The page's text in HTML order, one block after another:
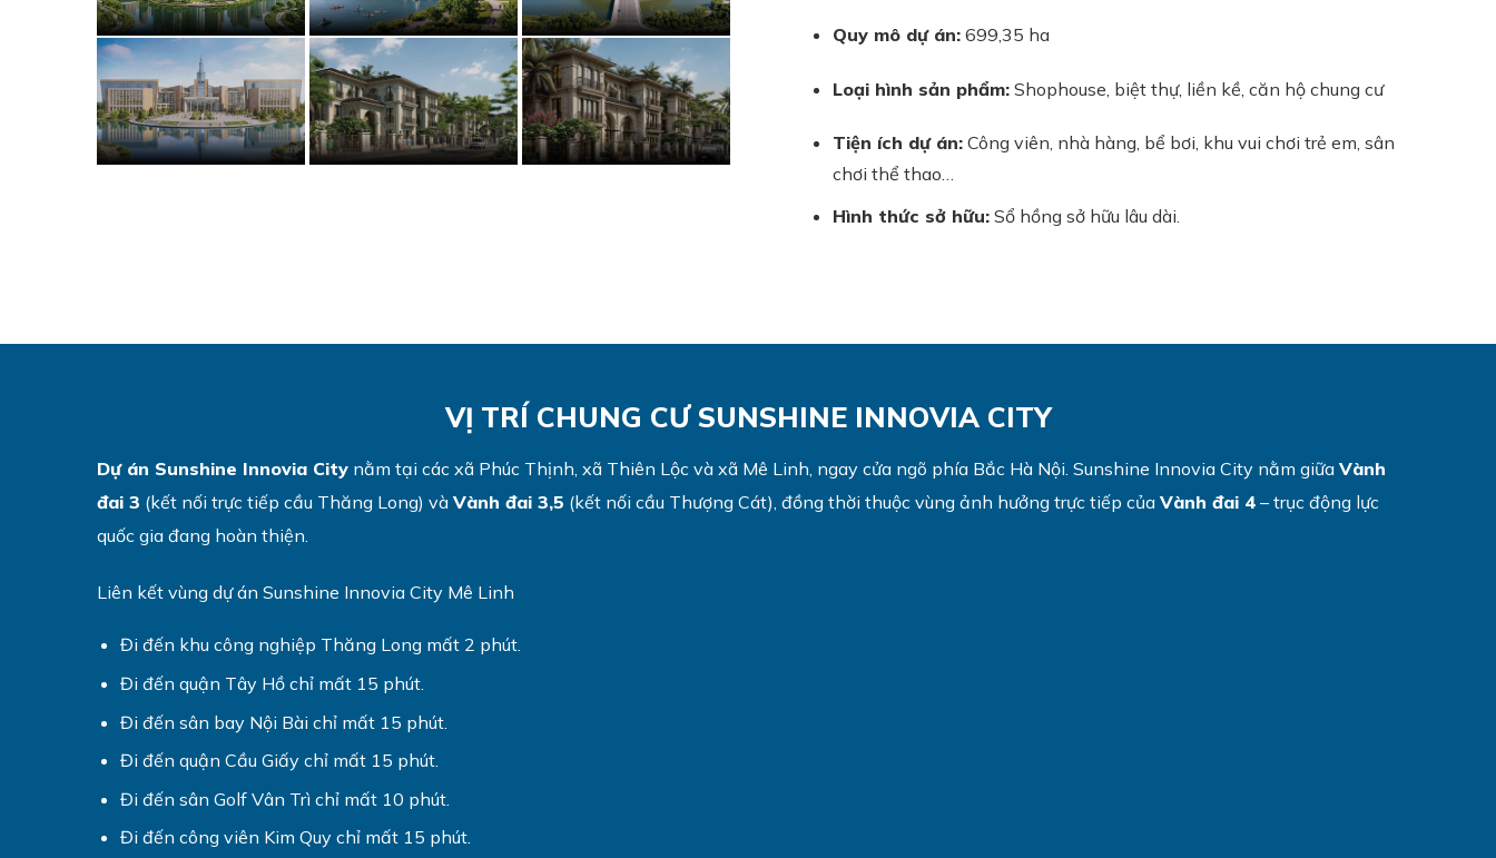
Quy mô dự án:699,35 ha
Loại hình sản phẩm:Shophouse, biệt thự, liền kề, căn hộ chung cư
Tiện ích dự án:Công viên, nhà hàng, bể bơi, khu vui chơi trẻ em, sân
chơi thể thao…
Hình thức sở hữu:Sổ hồng sở hữu lâu dài.
VỊ TRÍ CHUNG CƯ SUNSHINE INNOVIA CITY
Dự án Sunshine Innovia City nằm tại các xã Phúc Thịnh, xã Thiên Lộc và xã Mê Linh, ngay cửa ngõ phía Bắc Hà Nội. Sunshine Innovia City nằm giữa Vành
đai 3 (kết nối trực tiếp cầu Thăng Long) và Vành đai 3,5 (kết nối cầu Thượng Cát), đồng thời thuộc vùng ảnh hưởng trực tiếp của Vành đai 4 – trục động lực
quốc gia đang hoàn thiện.
Liên kết vùng dự án Sunshine Innovia City Mê Linh
Đi đến khu công nghiệp Thăng Long mất 2 phút.
Đi đến quận Tây Hồ chỉ mất 15 phút.
Đi đến sân bay Nội Bài chỉ mất 15 phút.
Đi đến quận Cầu Giấy chỉ mất 15 phút.
Đi đến sân Golf Vân Trì chỉ mất 10 phút.
Đi đến công viên Kim Quy chỉ mất 15 phút.